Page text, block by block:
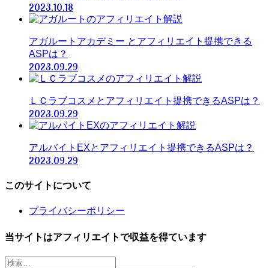
2023.10.18
アガルートアカデミー とアフィリエイト提携できる
ASPは？
2023.09.29
ＬＣラブコスメとアフィリエイト提携できるASPは？
2023.09.29
アルバイトEXとアフィリエイト提携できるASPは？
2023.09.29
このサイトについて
プライバシーポリシー
当サイトはアフィリエイトで収益を得ています
検